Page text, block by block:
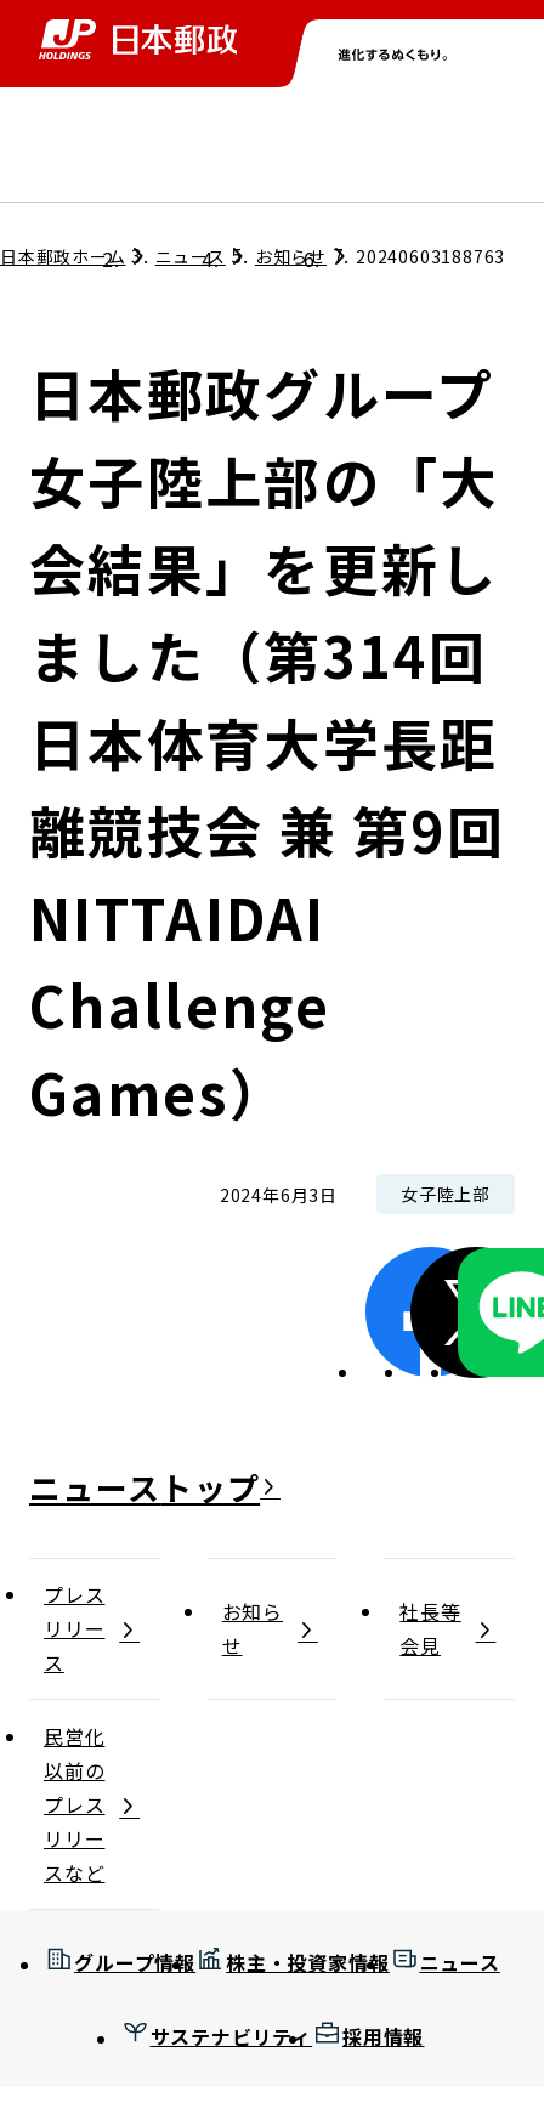
グループ情報トップ
コンプライアンス
ガバナンス
コンダクト向上の取組み
ローカル共創イニシアティブ
株主・投資家情報トップ
個人投資家のみなさまへ
株式情報
財務情報・IR資料
IRニュース
ニューストップ
サステナビリティトップ
担当役員メッセージ
サステナビリティマネジメント
持続可能な金融のフレームワーク
環境
ESGデータ集
採用情報トップ
日本郵政ホーム ニュース お知らせ 20240603188763
日本郵政グループ
女子陸上部の「大
会結果」を更新し
ました（第314回
日本体育大学長距
離競技会 兼 第9回
NITTAIDAI
Challenge
Games）
2024年6月3日 女子陸上部
ニュース
プレス
リリー
ス
お知ら
せ
社長等
会見
民営化
以前の
プレス
リリー
スなど
グループ情報 株主・投資家情報 ニュース
サステナビリティ 採用情報